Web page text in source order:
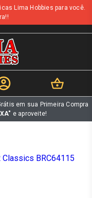
Lima Hobbies para você.
em sua Primeira Compra
e aproveite!